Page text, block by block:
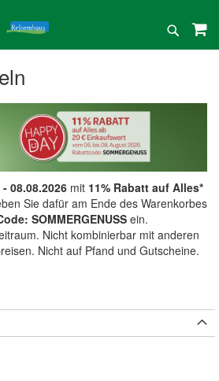
Suche
08.08.2026mit 11% Rabatt auf Alles*
Sie dafür am Ende des Warenkorbes
SOMMERGENUSSein.
Nicht kombinierbar mit anderen
Nicht auf Pfand und Gutscheine.